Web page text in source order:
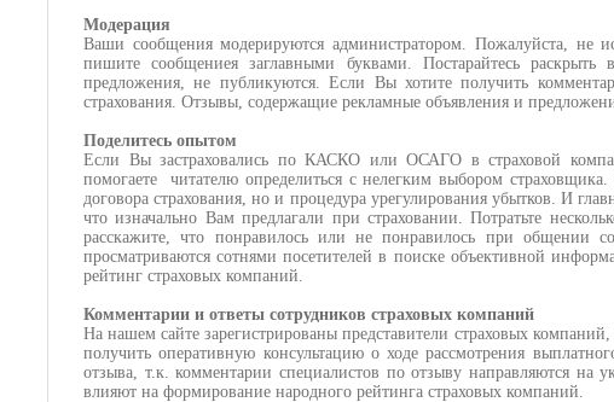
Модерация
Ваши сообщения модерируются администратором. Пожалуйста, не
пишите сообщениея заглавными буквами. Постарайтесь
предложения, не публикуются. Если Вы хотите получить
страхования. Отзывы, содержащие рекламные объявления и
Поделитесь опытом
Если Вы застраховались по КАСКО или ОСАГО в страховой
помогаете
читателю определиться с нелегким выбором
договора страхования, но и процедура урегулирования убытков. И
что изначально Вам предлагали при страховании. Потратьте
расскажите, что понравилось или не понравилось при общении
просматриваются сотнями посетителей в поиске объективной
рейтинг страховых компаний.
Комментарии и ответы сотрудников страховых компаний
На нашем сайте зарегистрированы представители страховых
получить оперативную консультацию о ходе рассмотрения
отзыва, т.к. комментарии специалистов по отзыву направляются
влияют на формирование народного рейтинга страховых компаний.